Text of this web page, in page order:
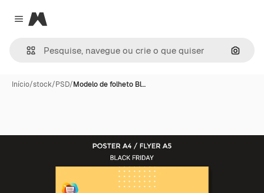
Close menu
Magnific
Início/stock/PSD/Modelo de folheto Bl…